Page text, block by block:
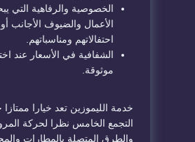
الخصوصية والرفاهية التي
الأعمال والضيوف الأجانب
احتفالاتهم ومناسباتهم.
الشفافية في الأسعار عند
موثوقة.
خدمة الليموزين تعد خيارا
التجمع الخامس نظرا لحركة
والطرق المتصلة بالمطارات